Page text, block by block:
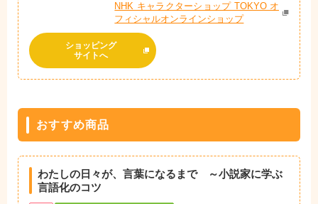
NHK キャラクターショップ TOKYO オ
フィシャルオンラインショップ
ショッピング
サイトへ
おすすめ商品
わたしの日々が、言葉になるまで ～小説家に学ぶ
言語化のコツ